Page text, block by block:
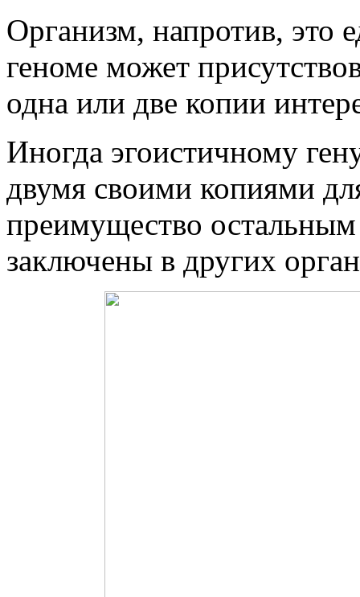
Организм, напротив, это
геноме может
одна или две копии
Иногда эгоистичному
двумя своими копиями
преимущество
заключены в других